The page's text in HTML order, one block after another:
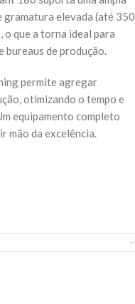
gramatura elevada (até 350
o que a torna ideal para
bureaus de produção.
permite agregar
otimizando o tempo e
equipamento completo
mão da excelência.